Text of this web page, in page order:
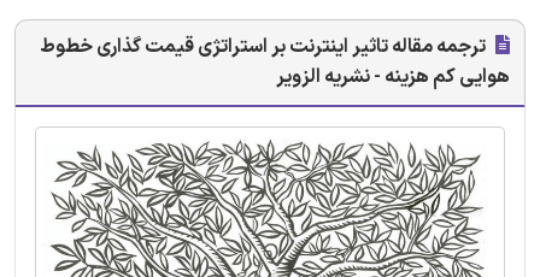
ترجمه مقاله تاثیر اینترنت بر استراتژی قیمت گذاری خطوط
هوایی کم هزینه - نشریه الزویر